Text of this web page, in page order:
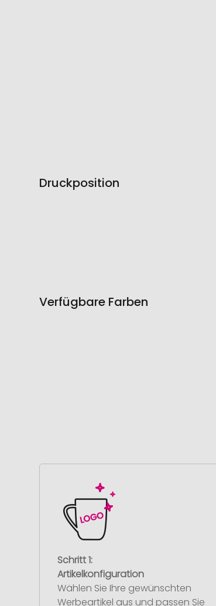
Druckposition
Verfügbare Farben
Schritt 1:
Artikelkonfiguration
Wählen Sie Ihre gewünschten
Werbeartikel aus und passen Sie